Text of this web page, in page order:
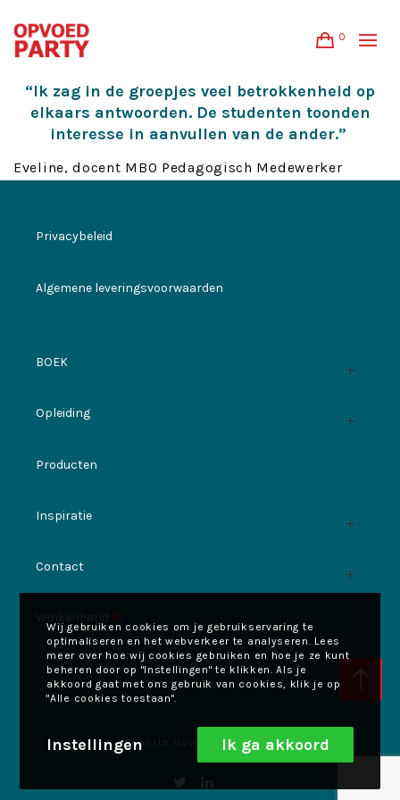
0
“Ik zag in de groepjes veel betrokkenheid op
elkaars antwoorden. De studenten toonden
interesse in aanvullen van de ander.”
Eveline,docent MBO Pedagogisch Medewerker
Privacybeleid
Algemene leveringsvoorwaarden
BOEK
Opleiding
Producten
Inspiratie
Contact
Winkelmand
Website door Else Henkes
Wij gebruiken cookies om je gebruikservaring te
optimaliseren en het webverkeer te analyseren. Lees
meer over hoe wij cookies gebruiken en hoe je ze kunt
beheren door op "Instellingen" te klikken. Als je
akkoord gaat met ons gebruik van cookies, klik je op
"Alle cookies toestaan".
Instellingen Ik ga akkoord